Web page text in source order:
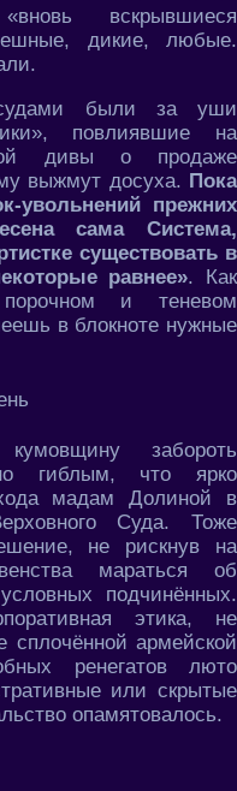
вскрывшиеся
дикие, любые.
были за уши
повлиявшие на
дивы о продаже
выжмут досуха. Пока
увольнений прежних
сама Система,
существовать в
равнее». Как
и теневом
в блокноте нужные
забороть
гиблым, что ярко
мадам Долиной в
Суда. Тоже
не рискнув на
мараться об
подчинённых.
этика, не
армейской
ренегатов люто
или скрытые
опамятовалось.